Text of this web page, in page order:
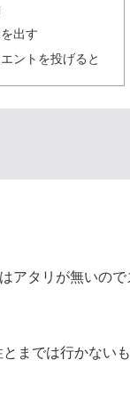
出す
ントを投げると
アタリが無いの
までは行かない